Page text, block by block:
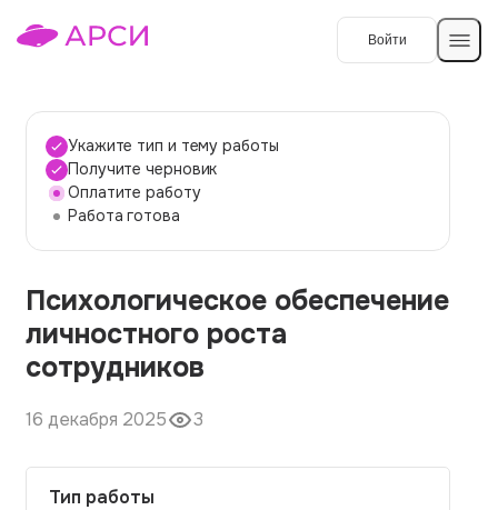
Войти
Темы работ
О сервисе
О компании
Наши гарантии
Вопросы и ответы
Контакты
Укажите тип и тему работы
Получите черновик
Оплатите работу
Работа готова
Психологическое обеспечение
личностного роста
сотрудников
16 декабря 2025 3
Тип работы